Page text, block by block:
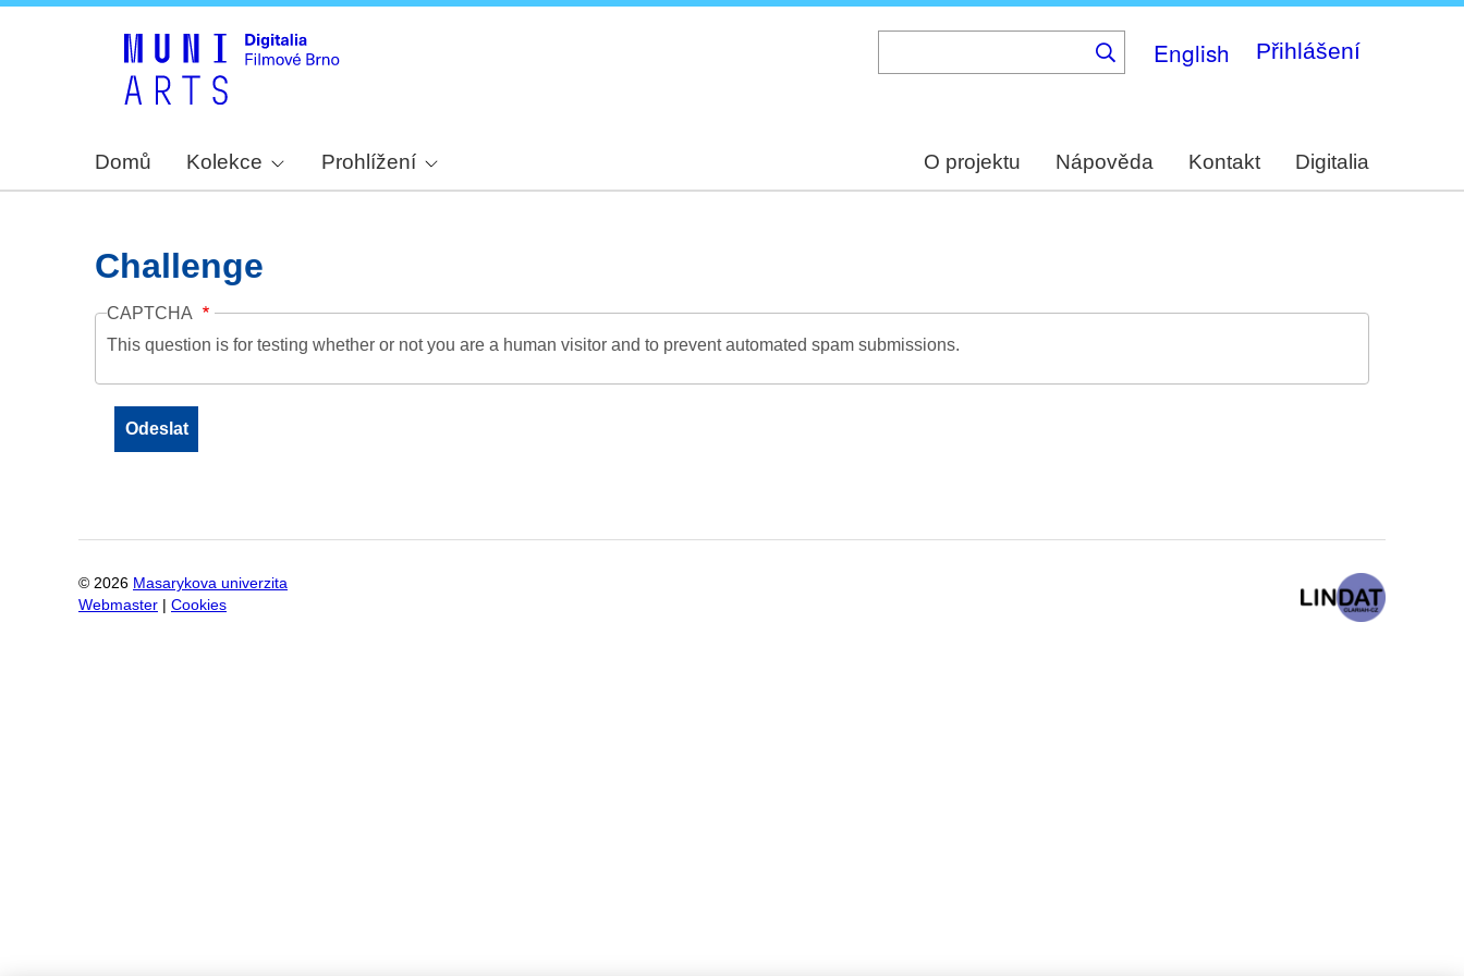
English Přihlášení
Domů Kolekce Prohlížení O projektu Nápověda Kontakt Digitalia
Challenge
CAPTCHA
This question is for testing whether or not you are a human visitor and to prevent automated spam submissions.
© 2026 Masarykova univerzita
Webmaster
Cookies